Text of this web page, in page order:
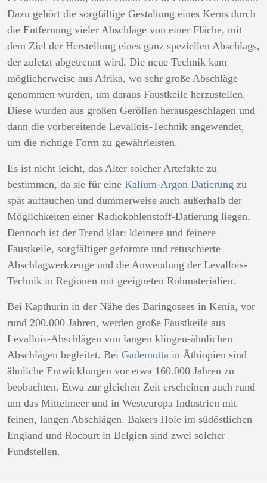
Dazu gehört die sorgfältige Gestaltung eines Kerns durch
die Entfernung vieler Abschläge von einer Fläche, mit
dem Ziel der Herstellung eines ganz speziellen Abschlags,
der zuletzt abgetrennt wird. Die neue Technik kam
möglicherweise aus Afrika, wo sehr große Abschläge
genommen wurden, um daraus Faustkeile herzustellen.
Diese wurden aus großen Geröllen ​​herausgeschlagen und
dann die vorbereitende Levallois-Technik angewendet,
um die richtige Form zu gewährleisten.
Es ist nicht leicht, das Alter solcher Artefakte zu
bestimmen, da sie für eine Kalium-Argon Datierung zu
spät auftauchen und dummerweise auch außerhalb der
Möglichkeiten einer Radiokohlenstoff-Datierung liegen.
Dennoch ist der Trend klar: kleinere und feinere
Faustkeile, sorgfältiger geformte und retuschierte
Abschlagwerkzeuge und die Anwendung der Levallois-
Technik in Regionen mit geeigneten Rohmaterialien.
Bei Kapthurin in der Nähe des Baringosees in Kenia, vor
rund 200.000 Jahren, werden große Faustkeile aus
Levallois-Abschlägen von langen klingen-ähnlichen
Abschlägen begleitet. Bei Gademotta in Äthiopien sind
ähnliche Entwicklungen vor etwa 160.000 Jahren zu
beobachten. Etwa zur gleichen Zeit erscheinen auch rund
um das Mittelmeer und in Westeuropa Industrien mit
feinen, langen Abschlägen. Bakers Hole im südöstlichen
England und Rocourt in Belgien sind zwei solcher
Fundstellen.